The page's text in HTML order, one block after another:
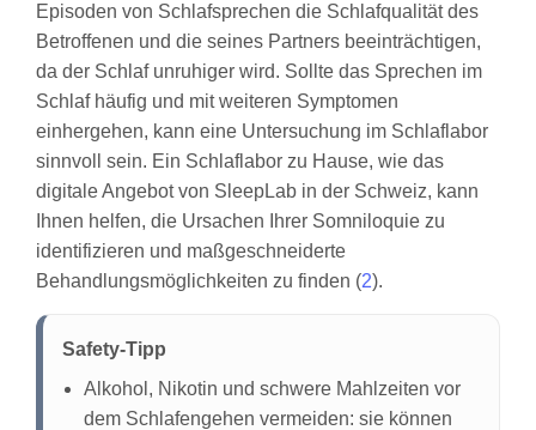
Episoden von Schlafsprechen die Schlafqualität des
Betroffenen und die seines Partners beeinträchtigen,
da der Schlaf unruhiger wird. Sollte das Sprechen im
Schlaf häufig und mit weiteren Symptomen
einhergehen, kann eine Untersuchung im Schlaflabor
sinnvoll sein. Ein Schlaflabor zu Hause, wie das
digitale Angebot von SleepLab in der Schweiz, kann
Ihnen helfen, die Ursachen Ihrer Somniloquie zu
identifizieren und maßgeschneiderte
Behandlungsmöglichkeiten zu finden (2).
Safety-Tipp
Alkohol, Nikotin und schwere Mahlzeiten vor
dem Schlafengehen vermeiden: sie können